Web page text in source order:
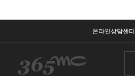
온라인상담센터